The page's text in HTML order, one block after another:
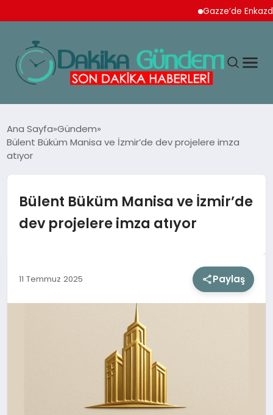
Gazze’de Enkazdan
TEKNOLOJI
SPOR
YAŞAM
SIYASET
Ana Sayfa Gündem
Bülent Büküm Manisa ve İzmir’de dev projelere imza
atıyor
Bülent Büküm Manisa ve İzmir’de
dev projelere imza atıyor
11 Temmuz 2025 Paylaş